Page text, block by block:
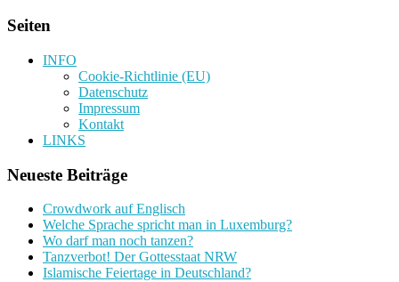
Seiten
INFO
Cookie-Richtlinie (EU)
Datenschutz
Impressum
Kontakt
LINKS
Neueste Beiträge
Crowdwork auf Englisch
Welche Sprache spricht man in Luxemburg?
Wo darf man noch tanzen?
Tanzverbot! Der Gottesstaat NRW
Islamische Feiertage in Deutschland?